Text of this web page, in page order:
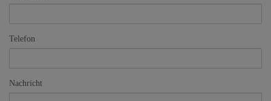
Telefon
Nachricht